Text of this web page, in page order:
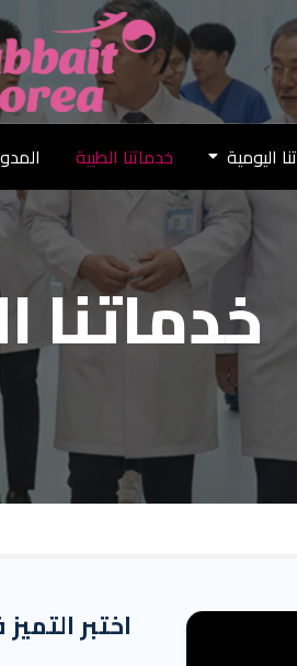
اليومية خدماتنا الطبية
خدماتنا
اختبر